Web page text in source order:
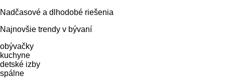
Nadčasové a dlhodobé riešenia
Najnovšie trendy v bývaní
obývačky
kuchyne
detské izby
spálne